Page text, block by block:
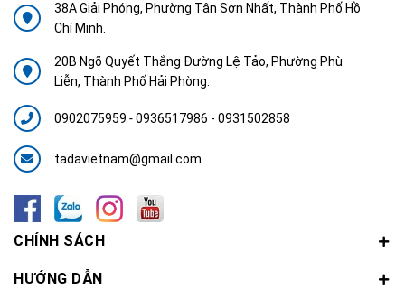
38A Giải Phóng, Phường Tân Sơn Nhất, Thành Phố Hồ
Chí Minh.
20B Ngõ Quyết Thắng Đường Lệ Tảo, Phường Phù
Liễn, Thành Phố Hải Phòng.
0902075959 -0936517986 - 0931502858
tadavietnam@gmail.com
CHÍNH SÁCH
HƯỚNG DẪN